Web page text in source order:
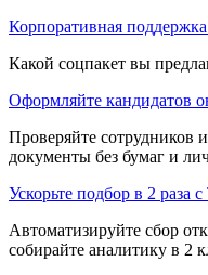
Корпоративная
Какой соцпакет вы
Оформляйте кандидатов
Проверяйте сотрудников
документы без бумаг и
Ускорьте подбор в 2 раза
Автоматизируйте сбор
собирайте аналитику в 2